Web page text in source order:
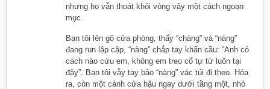
nhưng họ vẫn thoát khỏi vòng vây một cách ngoạn
mục.
Bạn tôi lên gõ cửa phòng, thấy “chàng” và “nàng”
đang run lập cập, “nàng” chắp tay khẩn cầu: “Anh có
cách nào cứu em, không em treo cổ tự tử luôn tại
đây”. Bạn tôi vẫy tay bảo “nàng” vác túi đi theo. Hóa
ra, còn một cánh cửa hậu ngay dưới tầng một, nhỏ